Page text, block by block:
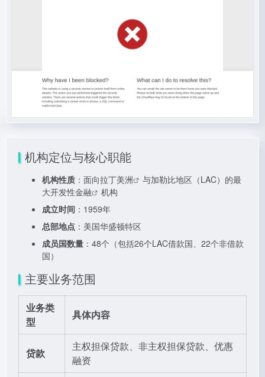
机构定位与核心职能
机构性质 ：面向拉丁美洲
与加勒比地区（LAC）的最
大开发性金融
机构
成立时间 ：1959年
总部地点 ：美国华盛顿特区
成员国数量 ：48个（包括26个LAC借款国、22个非借款
国）
主要业务范围
业务类
型
具体内容
贷款
主权担保贷款、非主权担保贷款、优惠
融资